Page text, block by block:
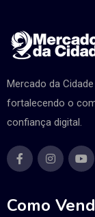
Mercado da
fortalecendo o
confiança digital.
Como